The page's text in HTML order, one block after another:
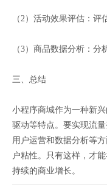
（2）活动效果评估：评
（3）商品数据分析：分
三、总结
小程序商城作为一种新
驱动等特点。要实现流
用户运营和数据分析等
户粘性。只有这样，才
持续的商业增长。